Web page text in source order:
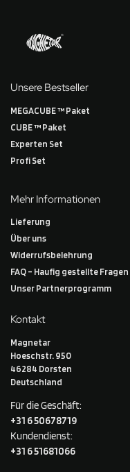
Unsere Bestseller
MEGACUBE ™ Paket
CUBE ™ Paket
Experten Set
Profi Set
Mehr Informationen
Lieferung
Über uns
Widerrufsbelehrung
FAQ – Haufig gestellte Fragen
Unser Partnerprogramm
Kontakt
Magnetar
Hoeschstr. 950
46284 Dorsten
Deutschland
Für die Geschäft:
+31 6 50678719
Kundendienst:
+31 6 51681066